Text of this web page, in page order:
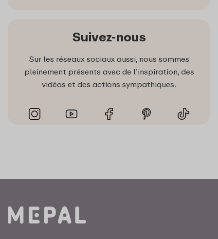
Suivez-nous
Sur les réseaux sociaux aussi, nous sommes
pleinement présents avec de l’inspiration, des
vidéos et des actions sympathiques.